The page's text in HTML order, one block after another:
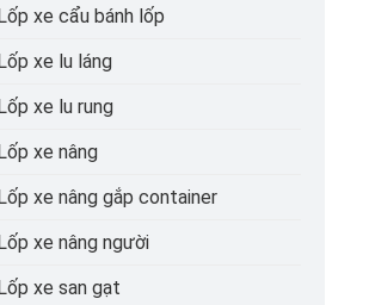
xe cẩu bánh lốp
xe lu láng
xe lu rung
xe nâng
xe nâng gắp container
xe nâng người
xe san gạt